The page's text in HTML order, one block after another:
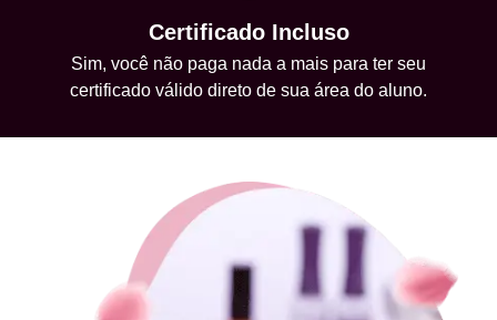
Certificado Incluso
Sim, você não paga nada a mais para ter seu
certificado válido direto de sua área do aluno.